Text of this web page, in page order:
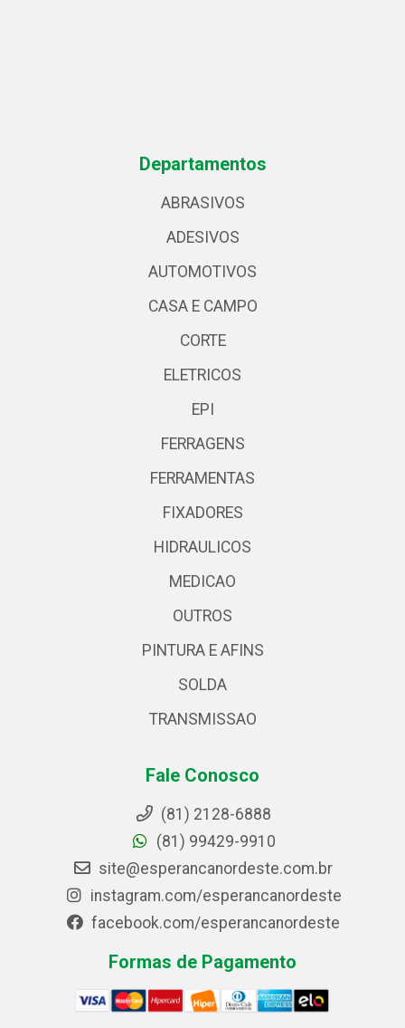
Departamentos
ABRASIVOS
ADESIVOS
AUTOMOTIVOS
CASA E CAMPO
CORTE
ELETRICOS
EPI
FERRAGENS
FERRAMENTAS
FIXADORES
HIDRAULICOS
MEDICAO
OUTROS
PINTURA E AFINS
SOLDA
TRANSMISSAO
Fale Conosco
(81) 2128-6888
(81) 99429-9910
site@esperancanordeste.com.br
instagram.com/esperancanordeste
facebook.com/esperancanordeste
Formas de Pagamento